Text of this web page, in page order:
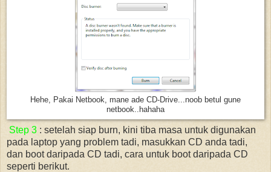
Hehe, Pakai Netbook, mane ade CD-Drive...noob betul gune
netbook..hahaha
Step 3 : setelah siap burn, kini tiba masa untuk digunakan
pada laptop yang problem tadi, masukkan CD anda tadi,
dan boot daripada CD tadi, cara untuk boot daripada CD
seperti berikut.